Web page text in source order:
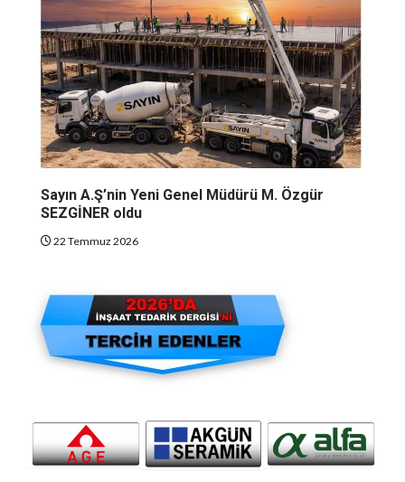
Sayın A.Ş’nin Yeni Genel Müdürü M. Özgür
SEZGİNER oldu
22 Temmuz 2026